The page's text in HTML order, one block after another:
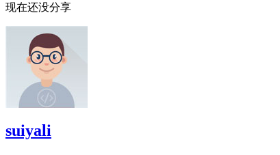
现在还没分享
suiyаli